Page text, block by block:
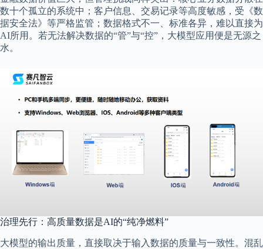
数十个孤立的系统中；客户信息、交易记录等高度敏感，受《数
据安全法》等严格监管；数据格式不一、标准各异，难以直接为
AI所用。若无法解决数据的“管”与“控”，大模型应用便是无源之
水。
治理先行：高质量数据是AI的“纯净燃料”
大模型的输出质量，直接取决于输入数据的质量与一致性。混乱